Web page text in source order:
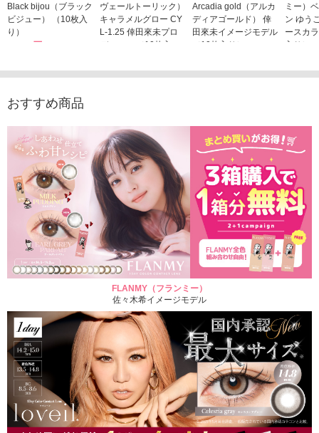
Black bijou（ブラック
ビジュー） （10枚入
り）
1,760円
ヴェールトーリック）
キャラメルグロー CY
L-1.25 倖田來未プロ
デュース （10枚入
1,760円(税込)
Arcadia gold（アルカ
ディアゴールド） 倖
田來未イメージモデル
（10枚入り）
ミー）
ン ゆう
ースカ
入り）
おすすめ商品
FLANMY（フランミー）
佐々木希イメージモデル